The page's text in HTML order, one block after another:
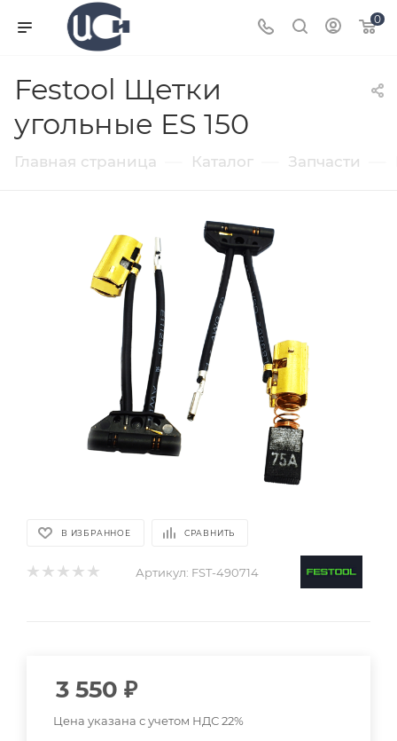
0
Festool Щетки
угольные ES 150
Главная страница Каталог Запчасти
В ИЗБРАННОЕ СРАВНИТЬ
Артикул: FST-490714
3 550 ₽
Цена указана с учетом НДС 22%